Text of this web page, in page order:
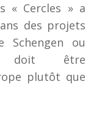
« Cercles » a
des projets
Schengen ou
doit être
plutôt que